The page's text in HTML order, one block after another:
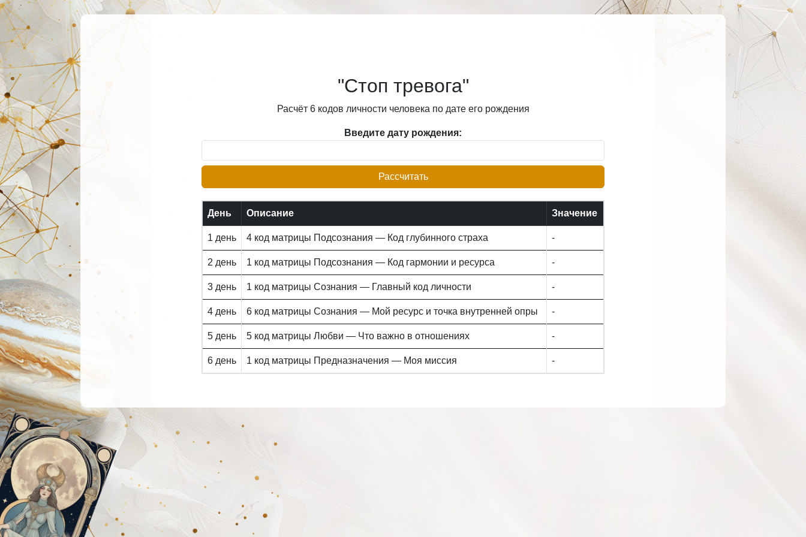
"Стоп тревога"
Расчёт 6 кодов личности человека по дате его рождения
Введите дату рождения:
Рассчитать
День Описание Значение
1 день 4 код матрицы Подсознания — Код глубинного страха -
2 день 1 код матрицы Подсознания — Код гармонии и ресурса -
3 день 1 код матрицы Сознания — Главный код личности -
4 день 6 код матрицы Сознания — Мой ресурс и точка внутренней опры -
5 день 5 код матрицы Любви — Что важно в отношениях -
6 день 1 код матрицы Предназначения — Моя миссия -